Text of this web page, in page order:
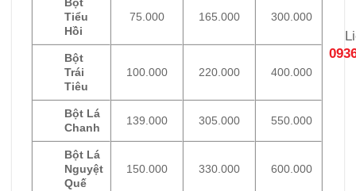
Bột
Tiểu
Hồi
75.000 165.000 300.000
Bột
Trái
Tiêu
100.000 220.000 400.000
Bột Lá
Chanh
139.000 305.000 550.000
Bột Lá
Nguyệt
Quế
150.000 330.000 600.000